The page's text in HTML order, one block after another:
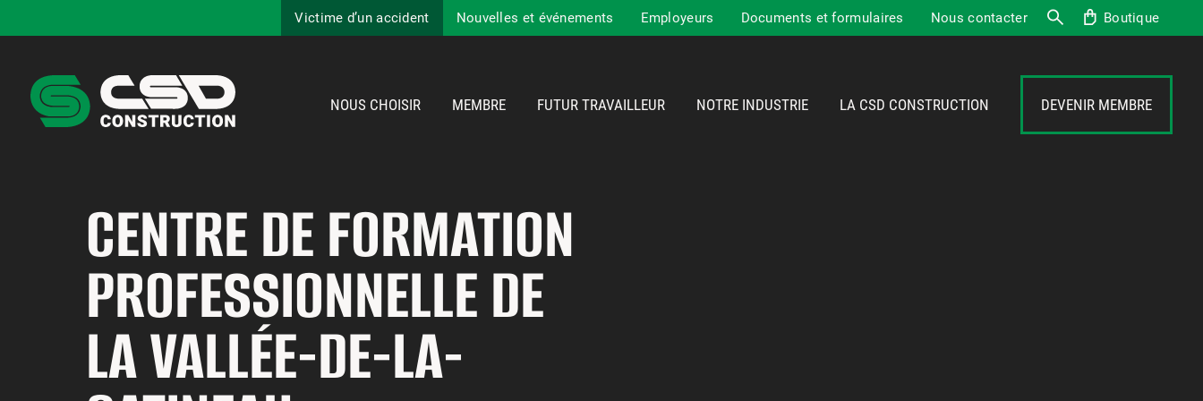
Victime d’un accident Nouvelles et événements Employeurs Documents et formulaires Nous contacter Boutique
NOUS CHOISIR MEMBRE FUTUR TRAVAILLEUR NOTRE INDUSTRIE LA CSD CONSTRUCTION DEVENIR MEMBRE
CENTRE DE FORMATION
PROFESSIONNELLE DE
LA VALLÉE-DE-LA-